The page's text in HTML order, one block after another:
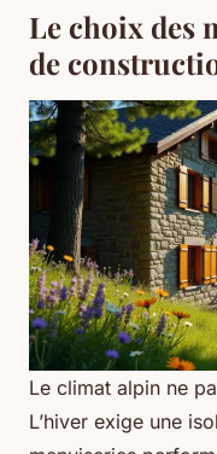
Le choix des
de
Le climat alpin ne
L’hiver exige une